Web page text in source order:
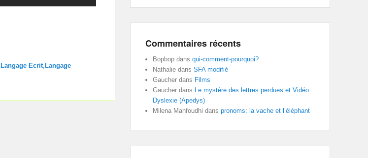
Langage Ecrit Langage
Commentaires récents
Bopbop dans qui-comment-pourquoi?
Nathalie dans SFA modifié
Gaucher dans Films
Gaucher dans Le mystère des lettres perdues et Vidéo
Dyslexie (Apedys)
Milena Mahfoudhi dans pronoms: la vache et l’éléphant